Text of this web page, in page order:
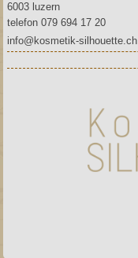
6003 luzern
telefon 079 694 17 20
info@kosmetik-silhouette.ch